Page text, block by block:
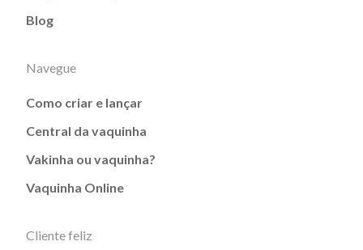
Blog
Navegue
Como criar e lançar
Central da vaquinha
Vakinha ou vaquinha?
Vaquinha Online
Cliente feliz